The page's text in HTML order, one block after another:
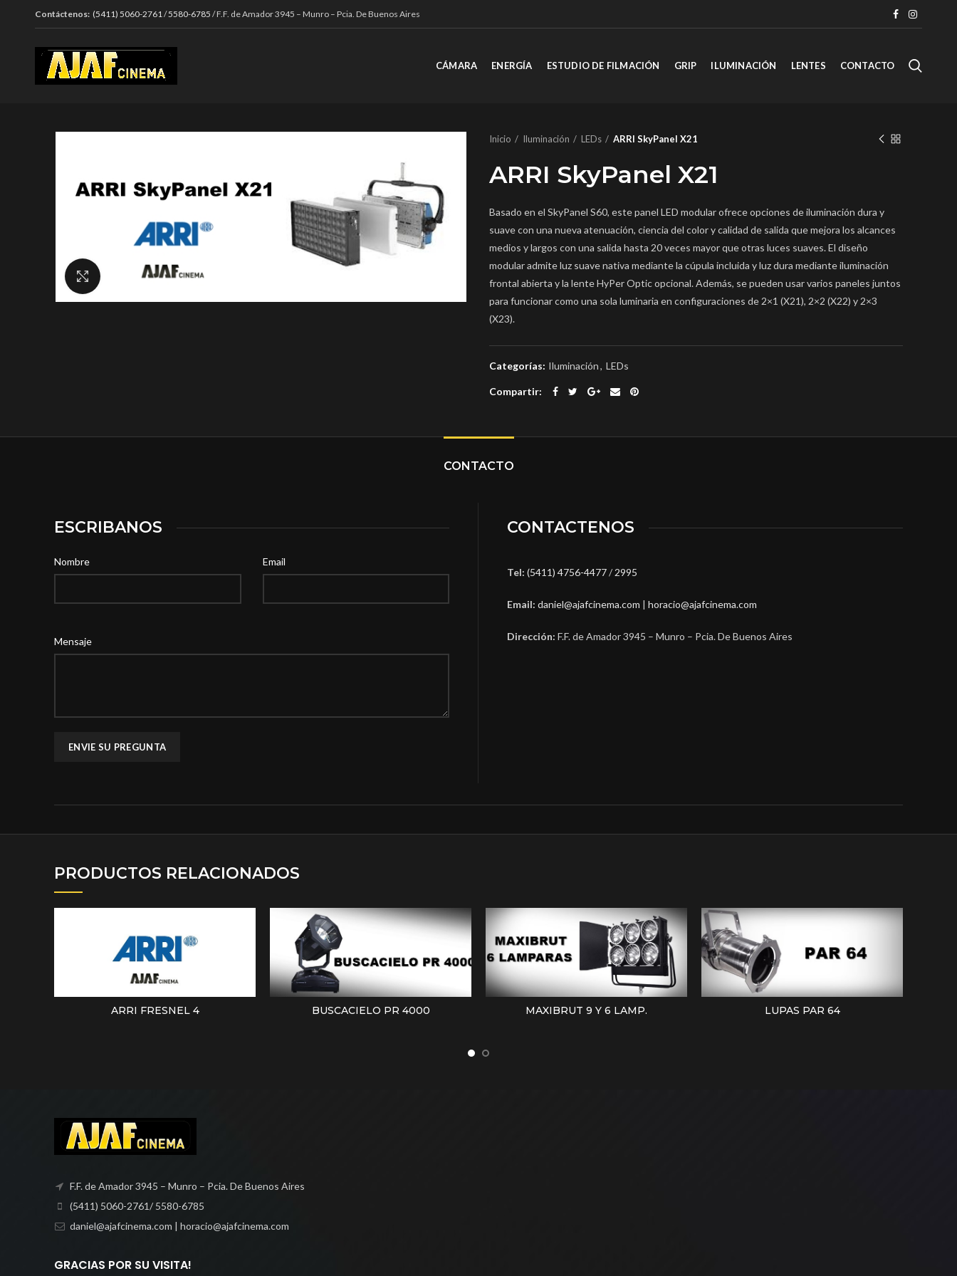
Contáctenos: (5411) 5060-2761 /5580-6785 / F.F. de Amador 3945 – Munro – Pcia. De Buenos Aires
CÁMARA ENERGÍA ESTUDIO DE FILMACIÓN GRIP ILUMINACIÓN LENTES CONTACTO
Click to enlarge
Inicio Iluminación LEDs ARRI SkyPanel X21
ARRI SkyPanel X21
Basado en el SkyPanel S60, este panel LED modular ofrece opciones de iluminación dura y
suave con una nueva atenuación, ciencia del color y calidad de salida que mejora los alcances
medios y largos con una salida hasta 20 veces mayor que otras luces suaves. El diseño
modular admite luz suave nativa mediante la cúpula incluida y luz dura mediante iluminación
frontal abierta y la lente HyPer Optic opcional. Además, se pueden usar varios paneles juntos
para funcionar como una sola luminaria en configuraciones de 2×1 (X21), 2×2 (X22) y 2×3
(X23).
Categorías: Iluminación, LEDs
Compartir
CONTACTO
ESCRIBANOS
Nombre Email
Mensaje
CONTACTENOS
Tel: (5411) 4756-4477/ 2995
Email: daniel@ajafcinema.com | horacio@ajafcinema.com
Dirección: F.F. de Amador 3945 – Munro – Pcia. De Buenos Aires
PRODUCTOS RELACIONADOS
LEER MÁS
ARRI FRESNEL 4 LEER MÁS
BUSCACIELO PR 4000 LEER MÁS
MAXIBRUT 9 Y 6 LAMP. LEER MÁS
LUPAS PAR 64
F.F. de Amador 3945 – Munro – Pcia. De Buenos Aires
(5411) 5060-2761/ 5580-6785
daniel@ajafcinema.com | horacio@ajafcinema.com
GRACIAS POR SU VISITA!